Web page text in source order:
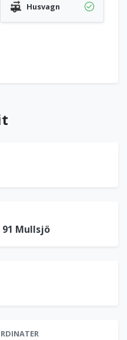
Husvagn
91 Mullsjö